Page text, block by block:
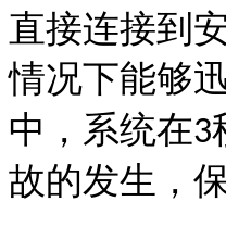
直接连接到
情况下能够
中，系统在3
故的发生，